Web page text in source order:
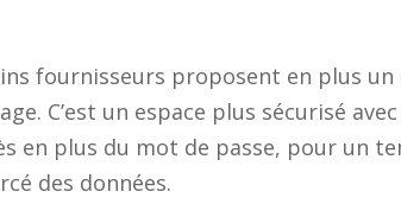
fournisseurs proposent en plus
C’est un espace plus sécurisé
en plus du mot de passe, pour un
des données.